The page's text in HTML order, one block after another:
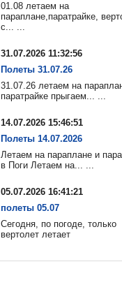
01.08 летаем на
параплане,паратрайке,
с... ...
31.07.2026 11:32:56
Полеты 31.07.26
31.07.26 летаем на
паратрайке прыгаем... ...
14.07.2026 15:46:51
Полеты 14.07.2026
Летаем на параплане и
в Поги Летаем на... ...
05.07.2026 16:41:21
полеты 05.07
Сегодня, по погоде, только
вертолет летает